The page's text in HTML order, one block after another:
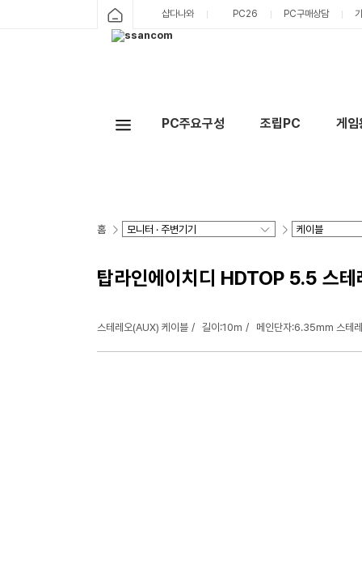
샵다나와 PC26 PC구매상담
PC주요구성 조립PC 게
홈
탑라인에이치디 HDTOP 5.5 스
스테레오(AUX) 케이블 길이:10m 메인단자:6.35mm 스테